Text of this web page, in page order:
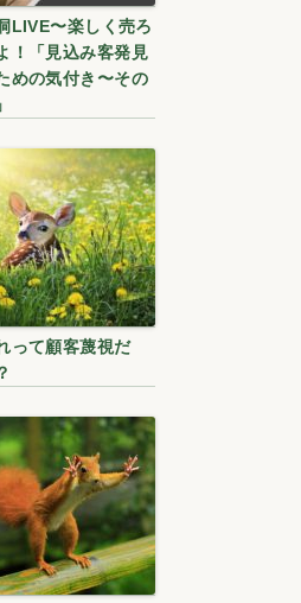
LIVE〜楽しく売ろ
！「見込み客発見
めの気付き〜その
って顧客蔑視だ